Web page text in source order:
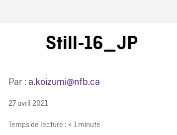
ONF
Still-16_JP
Par : a.koizumi@nfb.ca
27 avril 2021
Temps de lecture : < 1 minute